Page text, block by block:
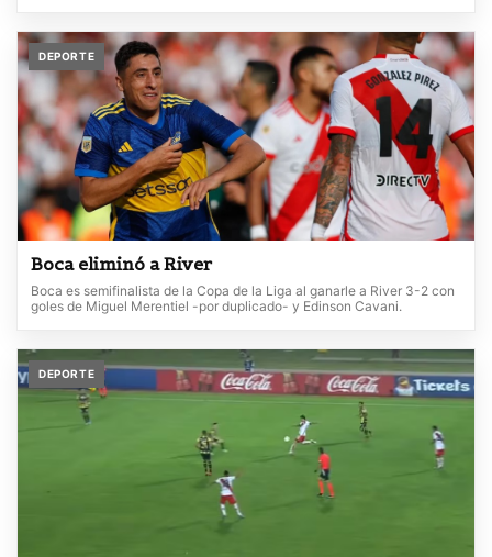
DEPORTE
Boca eliminó a River
Boca es semifinalista de la Copa de la Liga al ganarle a River 3-2 con
goles de Miguel Merentiel -por duplicado- y Edinson Cavani.
DEPORTE